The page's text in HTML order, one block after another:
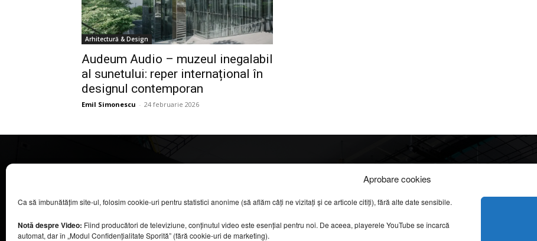
Aprobare cookies
Ca să îmbunătățim site-ul, folosim cookie-uri pentru statistici anonime (să aflăm câți ne vizitați și ce articole citiți), fără alte date sensibile.
Notă despre Video: Fiind producători de televiziune, conținutul video este esențial pentru noi. De aceea, playerele YouTube se încarcă
automat, dar în „Modul Confidențialitate Sporită” (fără cookie-uri de marketing).
Arhitectură & Design
Audeum Audio – muzeul inegalabil
al sunetului: reper internațional în
designul contemporan
Emil Simonescu - 24 februarie 2026
COOL MEDIA BROADCASTING & EVENTS SRL.
Toate drepturile rezervate.
Contacte în secțiunea „Despre noi”.
Info
DESPRE NOI
CONFIDENȚIALITATE & COOKIES
apreciate